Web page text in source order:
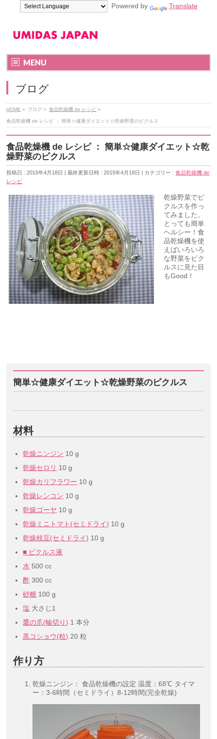
Powered by Translate
MENU
ブログ
HOME » ブログ » 食品乾燥機 de レシピ »
食品乾燥機 de レシピ ： 簡単☆健康ダイエット☆乾燥野菜のピクルス
食品乾燥機 de レシピ ： 簡単☆健康ダイエット☆乾
燥野菜のピクルス
投稿日 : 2015年4月18日 最終更新日時 : 2015年4月18日 カテゴリー :食品乾燥機 de
レシピ
乾燥野菜でピ
クルスを作っ
てみました。
とっても簡単
ヘルシー！食
品乾燥機を使
えばいろいろ
な野菜をピク
ルスに見た目
もGood！
簡単☆健康ダイエット☆乾燥野菜のピクルス
材料
乾燥ニンジン 10 g
乾燥セロリ 10 g
乾燥カリフラワー 10 g
乾燥レンコン 10 g
乾燥ゴーヤ 10 g
乾燥ミニトマト(セミドライ) 10 g
乾燥枝豆(セミドライ) 10 g
■ ピクルス液
水 500 cc
酢 300 cc
砂糖 100 g
塩 大さじ1
鷹の爪(輪切り) 1 本分
黒コショウ(粒) 20 粒
作り方
乾燥ニンジン： 食品乾燥機の設定 温度：68℃ タイマ
ー：3-6時間（セミドライ）8-12時間(完全乾燥)